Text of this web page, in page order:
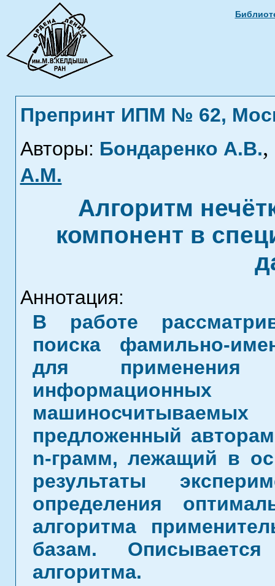
Препринт ИПМ № 62,
Авторы: Бондаренко А.В.,
А.М.
Алгоритм
компонент в
Аннотация:
В работе
поиска фамильно-
для применения
предложенный
n-грамм, лежащий в
результаты
определения
алгоритма
базам.
алгоритма.